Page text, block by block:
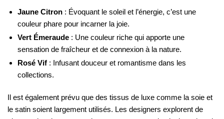
Jaune Citron : Évoquant le soleil et l’énergie, c’est une
couleur phare pour incarner la joie.
Vert Émeraude : Une couleur riche qui apporte une
sensation de fraîcheur et de connexion à la nature.
Rosé Vif : Infusant douceur et romantisme dans les
collections.
Il est également prévu que des tissus de luxe comme la soie et
le satin soient largement utilisés. Les designers explorent de